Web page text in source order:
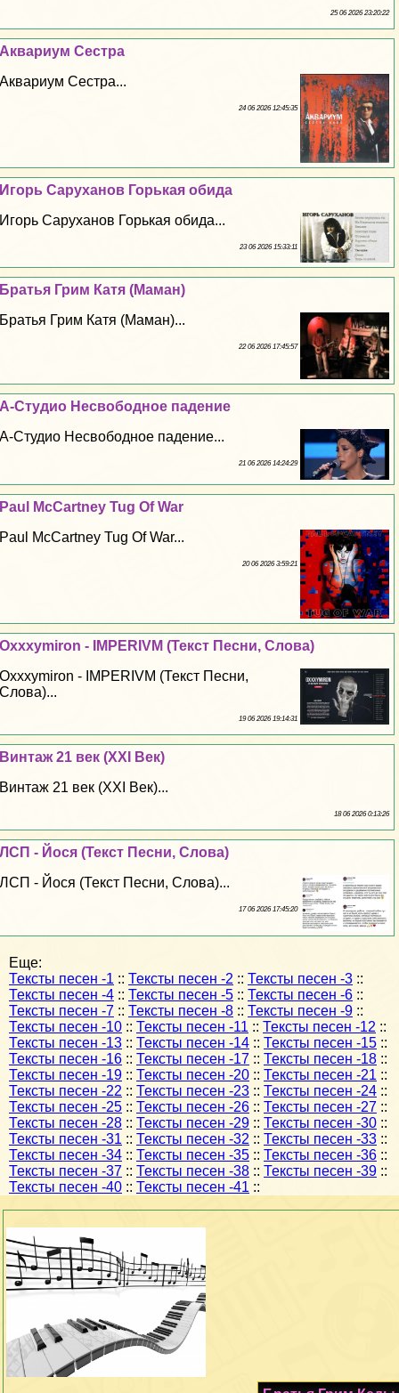
25 06 2026 23:20:22
Аквариум Сестра
Аквариум Сестра...
24 06 2026 12:45:35
Игорь Саруханов Горькая обида
Игорь Саруханов Горькая обида...
23 06 2026 15:33:11
Братья Грим Катя (Маман)
Братья Грим Катя (Маман)...
22 06 2026 17:45:57
А-Студио Несвободное падение
А-Студио Несвободное падение...
21 06 2026 14:24:29
Paul McCartney Tug Of War
Paul McCartney Tug Of War...
20 06 2026 3:59:21
Oxxxymiron - IMPERIVM (Текст Песни, Слова)
Oxxxymiron - IMPERIVM (Текст Песни,
Слова)...
19 06 2026 19:14:31
Винтаж 21 век (XXI Век)
Винтаж 21 век (XXI Век)...
18 06 2026 0:13:26
ЛСП - Йося (Текст Песни, Слова)
ЛСП - Йося (Текст Песни, Слова)...
17 06 2026 17:45:20
Еще:
Тексты песен -1 :: Тексты песен -2 :: Тексты песен -3 ::
Тексты песен -4 :: Тексты песен -5 :: Тексты песен -6 ::
Тексты песен -7 :: Тексты песен -8 :: Тексты песен -9 ::
Тексты песен -10 :: Тексты песен -11 :: Тексты песен -12 ::
Тексты песен -13 :: Тексты песен -14 :: Тексты песен -15 ::
Тексты песен -16 :: Тексты песен -17 :: Тексты песен -18 ::
Тексты песен -19 :: Тексты песен -20 :: Тексты песен -21 ::
Тексты песен -22 :: Тексты песен -23 :: Тексты песен -24 ::
Тексты песен -25 :: Тексты песен -26 :: Тексты песен -27 ::
Тексты песен -28 :: Тексты песен -29 :: Тексты песен -30 ::
Тексты песен -31 :: Тексты песен -32 :: Тексты песен -33 ::
Тексты песен -34 :: Тексты песен -35 :: Тексты песен -36 ::
Тексты песен -37 :: Тексты песен -38 :: Тексты песен -39 ::
Тексты песен -40 :: Тексты песен -41 ::